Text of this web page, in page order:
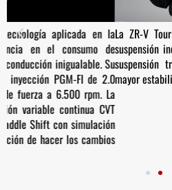
La ZR-V Touring posee un sistema
suspensión independiente en las 4
suspensión trasera independiente
mayor estabilidad y seguridad al